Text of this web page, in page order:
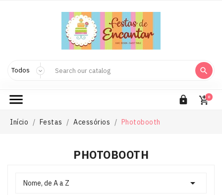

  0
Início Festas Acessórios Photobooth
PHOTOBOOTH
Nome, de A a Z 